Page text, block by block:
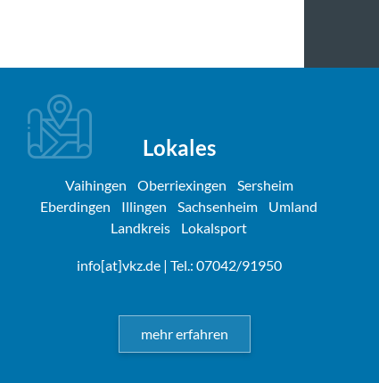
Lokales
Vaihingen Oberriexingen
Sersheim
Eberdingen
Illingen Sachsenheim
Umland
Landkreis
Lokalsport
info[at]vkz.de| Tel.: 07042/91950
mehr erfahren